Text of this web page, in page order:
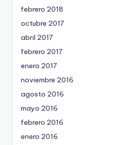
febrero 2018
octubre 2017
abril 2017
febrero 2017
enero 2017
noviembre 2016
agosto 2016
mayo 2016
febrero 2016
enero 2016